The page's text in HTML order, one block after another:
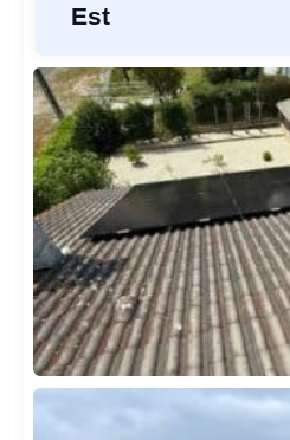
Est